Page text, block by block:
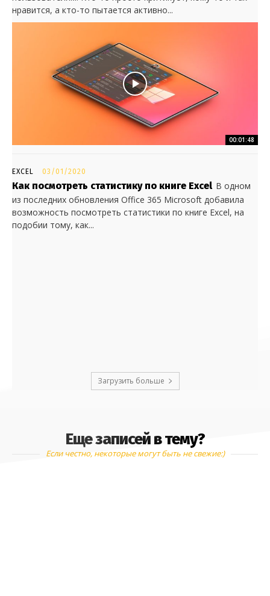
нравится, а кто-то пытается активно...
00:01:48
EXCEL 03/01/2020
Как посмотреть статистику по книге Excel В одном
из последних обновления Office 365 Microsoft добавила
возможность посмотреть статистики по книге Excel, на
подобии тому, как...
Загрузить больше
Еще записей в тему?
Если честно, некоторые могут быть не свежие:)